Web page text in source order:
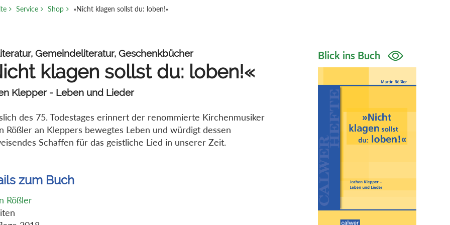
Service Shop »Nicht klagen sollst du: loben!«
Gemeindeliteratur, Geschenkbücher
klagen sollst du: loben!«
Klepper - Leben und Lieder
des 75. Todestages erinnert der renommierte Kirchenmusiker
Rößler an Kleppers bewegtes Leben und würdigt dessen
Schaffen für das geistliche Lied in unserer Zeit.
zum Buch
Rößler
Blick ins Buch